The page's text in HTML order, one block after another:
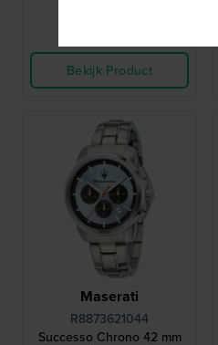
Bekijk Product
Maserati
R8873621044
Successo Chrono 42 mm